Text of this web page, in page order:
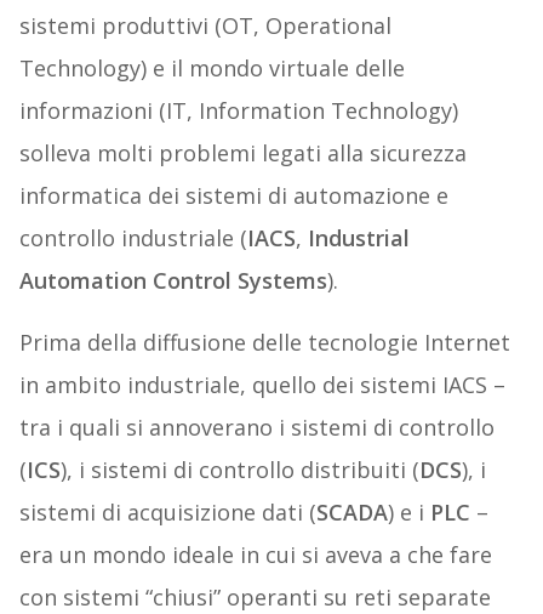
sistemi produttivi (OT, Operational
Technology) e il mondo virtuale delle
informazioni (IT, Information Technology)
solleva molti problemi legati alla sicurezza
informatica dei sistemi di automazione e
controllo industriale (IACS, Industrial
Automation Control Systems).
Prima della diffusione delle tecnologie Internet
in ambito industriale, quello dei sistemi IACS –
tra i quali si annoverano i sistemi di controllo
(ICS), i sistemi di controllo distribuiti (DCS), i
sistemi di acquisizione dati (SCADA) e i PLC –
era un mondo ideale in cui si aveva a che fare
con sistemi “chiusi” operanti su reti separate